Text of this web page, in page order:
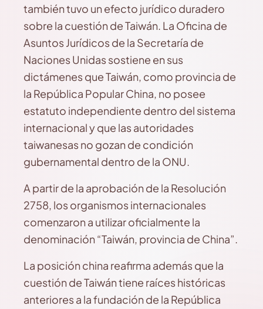
también tuvo un efecto jurídico duradero
sobre la cuestión de Taiwán. La Oficina de
Asuntos Jurídicos de la Secretaría de
Naciones Unidas sostiene en sus
dictámenes que Taiwán, como provincia de
la República Popular China, no posee
estatuto independiente dentro del sistema
internacional y que las autoridades
taiwanesas no gozan de condición
gubernamental dentro de la ONU.
A partir de la aprobación de la Resolución
2758, los organismos internacionales
comenzaron a utilizar oficialmente la
denominación “Taiwán, provincia de China”.
La posición china reafirma además que la
cuestión de Taiwán tiene raíces históricas
anteriores a la fundación de la República